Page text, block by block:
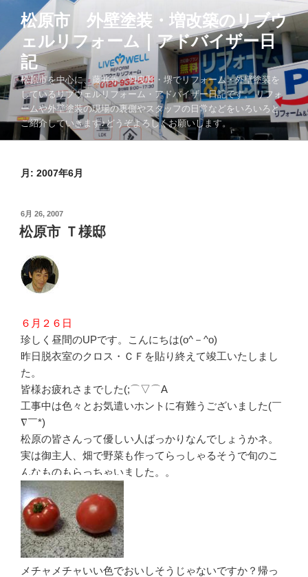
テ
ツ
へ
キ
ッ
松原市 外壁塗装・増改築のリブウ
ェルリフォーム｜アドバイザー日
記
松原市を中心に、藤井寺・羽曳野・堺でリフォーム・外壁塗装を
しているリブウェルリフォーム・アドバイザー日記です。 リフォ
ームや外壁塗装の現場の裏側やスタッフの日常などをいろいろと
ご紹介していきます♪どうぞよろしくお願いします。
月: 2007年6月
投
稿
日:
6月 26, 2007
松原市 Ｔ様邸
６月２６日
珍しく昼間のUPです。こんにちは(o^－^o)
昨日脱衣室のクロス・ＣＦを貼り終えて竣工いたしまし
た。
皆様お疲れさまでした(;⌒▽⌒A
工事中は色々とお気遣いホントに有難うございました(￣
∇￣*)
松原の皆さんって優しい人ばっかりなんでしょうかネ。
実は御主人、畑で野菜も作ってらっしゃるそうで旬のこ
んなものもらっちゃいました。。
メチャメチャいい色でおいしそうじゃないですか？帰っ